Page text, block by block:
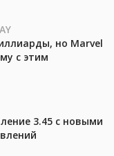
но Marvel
с этим
3.45 с новыми